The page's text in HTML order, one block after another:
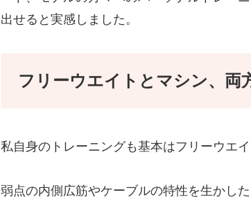
出せると実感しました。
フリーウエイトとマシン、両
私自身のトレーニングも基本はフリーウエ
弱点の内側広筋やケーブルの特性を生かし